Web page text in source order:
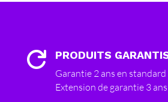
 PRODUITS
Garantie 2 ans en standard
Extension de garantie 3 ans